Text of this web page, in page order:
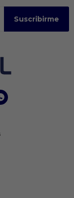
Suscribirme